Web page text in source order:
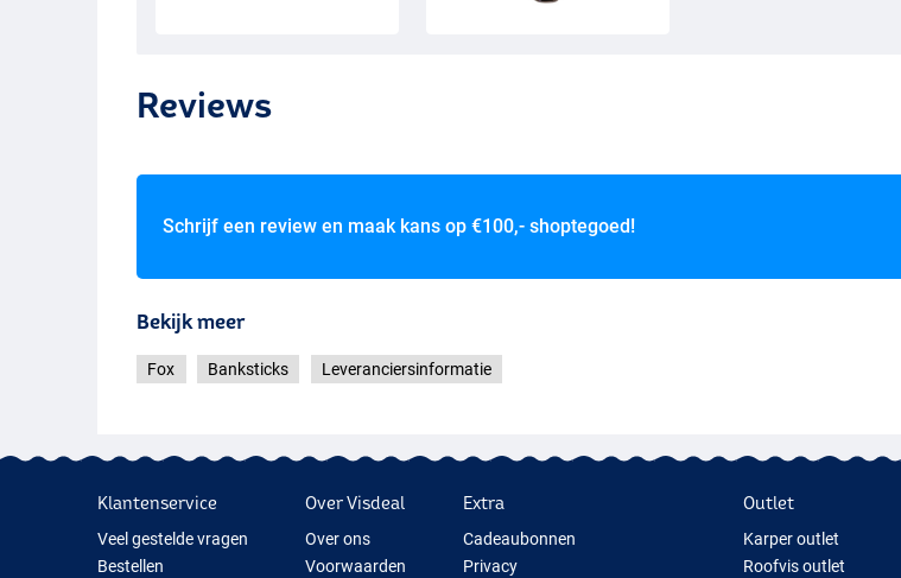
Reviews
Schrijf een review en maak kans op €100,- shoptegoed!
Bekijk meer
Fox Banksticks Leveranciersinformatie
Klantenservice
Veel gestelde vragen
Bestellen
Over Visdeal
Over ons
Voorwaarden
Extra
Cadeaubonnen
Privacy
Outlet
Karper outlet
Roofvis outlet